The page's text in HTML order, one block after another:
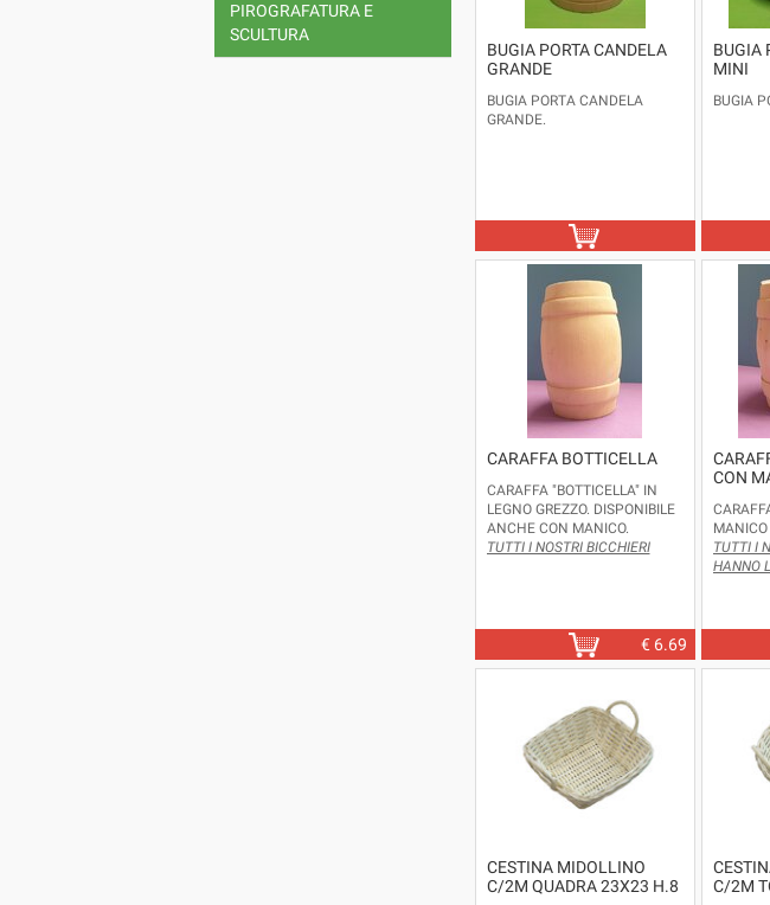
PIROGRAFATURA E
SCULTURA
BUGIA PORTA CANDELA
GRANDE
BUGIA PORTA CANDELA
GRANDE.
BUGIA
MINI
BUGIA
CARAFFA BOTTICELLA
CARAFFA "BOTTICELLA" IN
LEGNO GREZZO. DISPONIBILE
ANCHE CON MANICO.
TUTTI I NOSTRI BICCHIERI
€ 6.69
CON
MANICO
TUTTI I
HANNO
CESTINA MIDOLLINO
C/2M QUADRA 23X23 H.8
C/2M